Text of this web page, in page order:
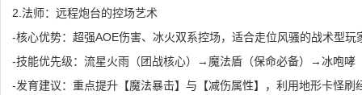
2.法师：远程炮台的控场艺术
-核心优势：超强AOE伤害、冰火双系控场，适合走位风骚的战术型玩
-技能优先级：流星火雨（团战核心）→魔法盾（保命必备）→冰咆哮
-发育建议：重点提升【魔法暴击】与【减伤属性】，利用地形卡怪刷